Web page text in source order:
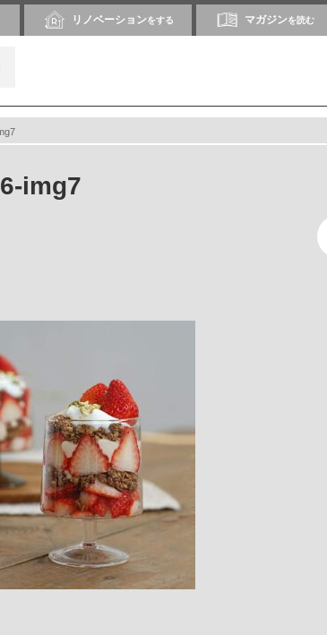
リノベーションをする マガジンを読む
img7